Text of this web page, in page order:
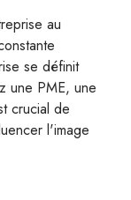
au
se définit
une PME, une
crucial de
l'image